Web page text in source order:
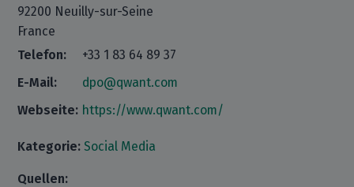
92200 Neuilly-sur-Seine
France
Telefon:
+33 1 83 64 89 37
E-Mail:
dpo@qwant.com
Webseite: https://www.qwant.com/
Kategorie: Social Media
Quellen: